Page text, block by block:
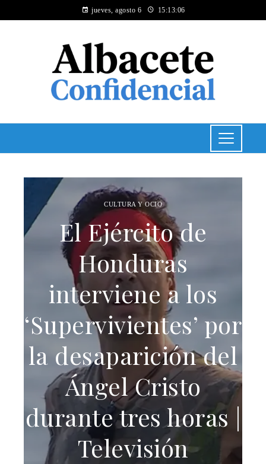
jueves, agosto 6 15:13:07
CULTURA Y OCIO
El Ejército de
Honduras
interviene a los
‘Supervivientes’ por
la desaparición del
Ángel Cristo
durante tres horas |
Televisión